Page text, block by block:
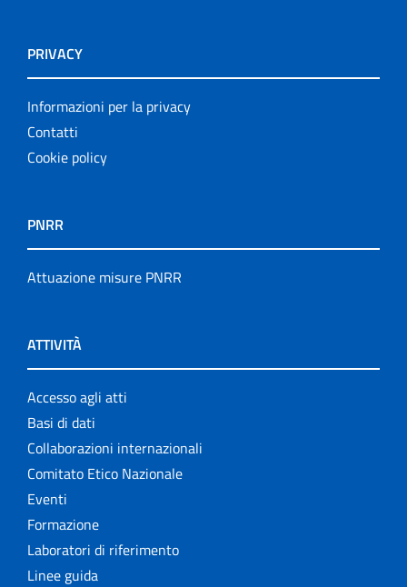
PRIVACY
Informazioni per la privacy
Contatti
Cookie policy
PNRR
Attuazione misure PNRR
ATTIVITÀ
Accesso agli atti
Basi di dati
Collaborazioni internazionali
Comitato Etico Nazionale
Eventi
Formazione
Laboratori di riferimento
Linee guida